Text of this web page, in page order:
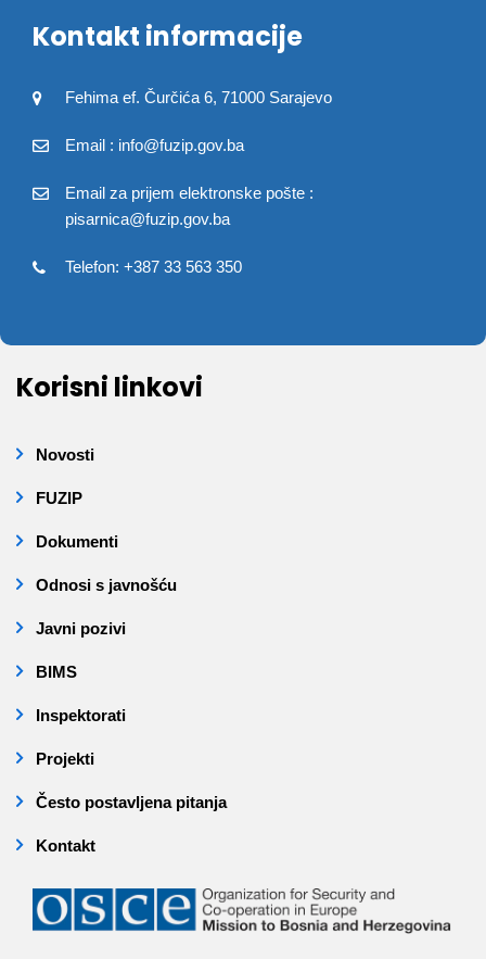
Kontakt informacije
Fehima ef. Čurčića 6, 71000 Sarajevo
Email : info@fuzip.gov.ba
Email za prijem elektronske pošte :
pisarnica@fuzip.gov.ba
Telefon: +387 33 563 350
Korisni linkovi
Novosti
FUZIP
Dokumenti
Odnosi s javnošću
Javni pozivi
BIMS
Inspektorati
Projekti
Često postavljena pitanja
Kontakt